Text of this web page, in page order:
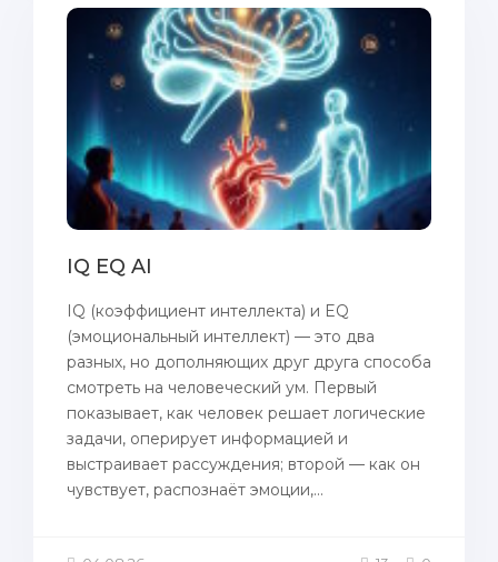
IQ EQ AI
IQ (коэффициент интеллекта) и EQ
(эмоциональный интеллект) — это два
разных, но дополняющих друг друга способа
смотреть на человеческий ум. Первый
показывает, как человек решает логические
задачи, оперирует информацией и
выстраивает рассуждения; второй — как он
чувствует, распознаёт эмоции,...